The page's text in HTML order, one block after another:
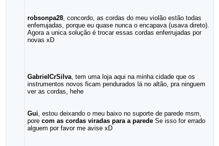
robsonpa28, concordo, as cordas do meu violão estão todas
enferrujadas, porque eu quase nunca o encapava (usava direto).
Agora a unica solução é trocar essas cordas enferrujadas por
novas xD
GabrielCrSilva, tem uma loja aqui na minha cidade que os
instrumentos novos ficam pendurados lá no altão, pra ninguem
ver as cordas, hehe
Gui, estou deixando o meu baixo no suporte de parede msm,
pore com as cordas viradas para a paredeSe isso for errado
alguem por favor me avise xD